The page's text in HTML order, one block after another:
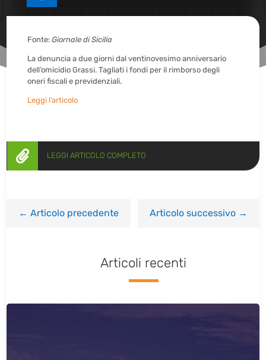
Fonte:Giornale di Sicilia
La denuncia a due giorni dal ventinovesimo anniversario
dell’omicidio Grassi. Tagliati i fondi per il rimborso degli
oneri fiscali e previdenziali.
Leggi l’articolo
 LEGGI ARTICOLO COMPLETO
←Articolo precedente Articolo successivo→
Articoli recenti